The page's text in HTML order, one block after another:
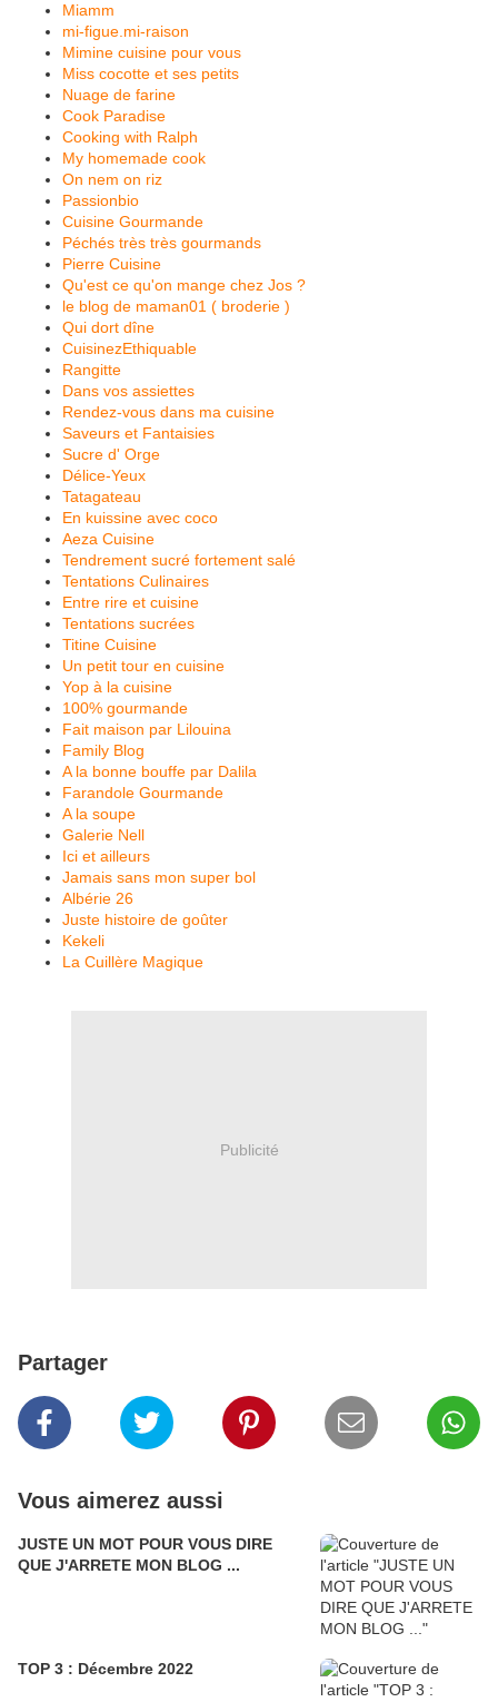
Miamm
mi-figue.mi-raison
Mimine cuisine pour vous
Miss cocotte et ses petits
Nuage de farine
Cook Paradise
Cooking with Ralph
My homemade cook
On nem on riz
Passionbio
Cuisine Gourmande
Péchés très très gourmands
Pierre Cuisine
Qu'est ce qu'on mange chez Jos ?
le blog de maman01 ( broderie )
Qui dort dîne
CuisinezEthiquable
Rangitte
Dans vos assiettes
Rendez-vous dans ma cuisine
Saveurs et Fantaisies
Sucre d' Orge
Délice-Yeux
Tatagateau
En kuissine avec coco
Aeza Cuisine
Tendrement sucré fortement salé
Tentations Culinaires
Entre rire et cuisine
Tentations sucrées
Titine Cuisine
Un petit tour en cuisine
Yop à la cuisine
100% gourmande
Fait maison par Lilouina
Family Blog
A la bonne bouffe par Dalila
Farandole Gourmande
A la soupe
Galerie Nell
Ici et ailleurs
Jamais sans mon super bol
Albérie 26
Juste histoire de goûter
Kekeli
La Cuillère Magique
Publicité
Partager
Vous aimerez aussi
JUSTE UN MOT POUR VOUS DIRE
QUE J'ARRETE MON BLOG ...
TOP 3 : Décembre 2022